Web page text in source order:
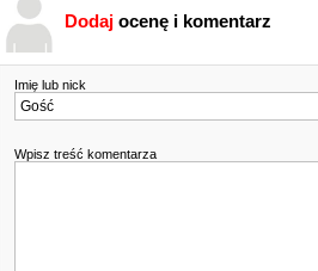
Dodaj ocenę i komentarz
Imię lub nick
Wpisz treść komentarza